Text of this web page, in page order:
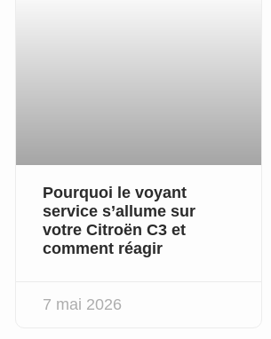
Pourquoi le voyant
service s’allume sur
votre Citroën C3 et
comment réagir
7 mai 2026